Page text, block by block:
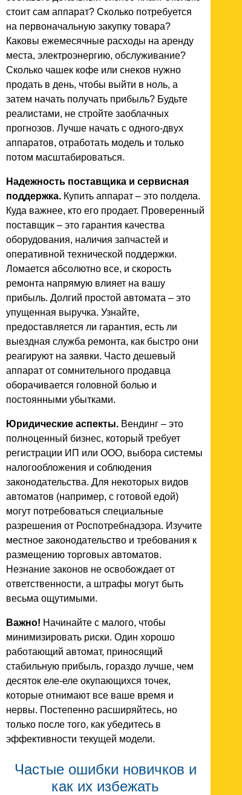
стоит сам аппарат? Сколько потребуется
на первоначальную закупку товара?
Каковы ежемесячные расходы на аренду
места, электроэнергию, обслуживание?
Сколько чашек кофе или снеков нужно
продать в день, чтобы выйти в ноль, а
затем начать получать прибыль? Будьте
реалистами, не стройте заоблачных
прогнозов. Лучше начать с одного-двух
аппаратов, отработать модель и только
потом масштабироваться.
Надежность поставщика и сервисная
поддержка. Купить аппарат – это полдела.
Куда важнее, кто его продает. Проверенный
поставщик – это гарантия качества
оборудования, наличия запчастей и
оперативной технической поддержки.
Ломается абсолютно все, и скорость
ремонта напрямую влияет на вашу
прибыль. Долгий простой автомата – это
упущенная выручка. Узнайте,
предоставляется ли гарантия, есть ли
выездная служба ремонта, как быстро они
реагируют на заявки. Часто дешевый
аппарат от сомнительного продавца
оборачивается головной болью и
постоянными убытками.
Юридические аспекты. Вендинг – это
полноценный бизнес, который требует
регистрации ИП или ООО, выбора системы
налогообложения и соблюдения
законодательства. Для некоторых видов
автоматов (например, с готовой едой)
могут потребоваться специальные
разрешения от Роспотребнадзора. Изучите
местное законодательство и требования к
размещению торговых автоматов.
Незнание законов не освобождает от
ответственности, а штрафы могут быть
весьма ощутимыми.
Важно! Начинайте с малого, чтобы
минимизировать риски. Один хорошо
работающий автомат, приносящий
стабильную прибыль, гораздо лучше, чем
десяток еле-еле окупающихся точек,
которые отнимают все ваше время и
нервы. Постепенно расширяйтесь, но
только после того, как убедитесь в
эффективности текущей модели.
Частые ошибки новичков и
как их избежать